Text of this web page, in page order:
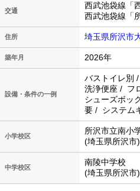
交通
西武池袋線「
西武池袋線「
住所 埼玉県所沢市
築年月 2026年
設備・条件の一例
バストイレ別
洗浄便座 / フ
シューズボッ
要 / システム
小学校区
所沢市立南小
(埼玉県所沢市)
中学校区
南陵中学校
(埼玉県所沢市)